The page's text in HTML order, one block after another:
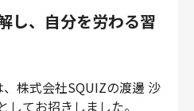
し、自分を労わる習
株式会社SQUIZの渡邊 沙
てお招きしました。